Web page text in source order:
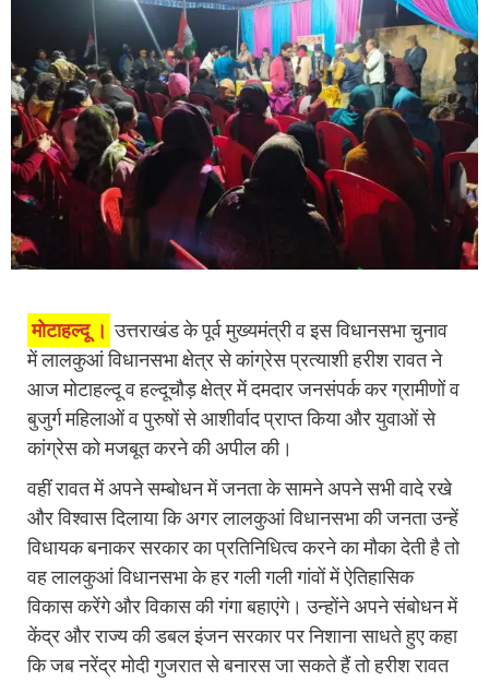
मोटाहल्दू । उत्तराखंड के पूर्व मुख्यमंत्री व इस विधानसभा चुनाव
में लालकुआं विधानसभा क्षेत्र से कांग्रेस प्रत्याशी हरीश रावत ने
आज मोटाहल्दू व हल्दूचौड़ क्षेत्र में दमदार जनसंपर्क कर ग्रामीणों व
बुजुर्ग महिलाओं व पुरुषों से आशीर्वाद प्राप्त किया और युवाओं से
कांग्रेस को मजबूत करने की अपील की।
वहीं रावत में अपने सम्बोधन में जनता के सामने अपने सभी वादे रखे
और विश्वास दिलाया कि अगर लालकुआं विधानसभा की जनता उन्हें
विधायक बनाकर सरकार का प्रतिनिधित्व करने का मौका देती है तो
वह लालकुआं विधानसभा के हर गली गली गांवों में ऐतिहासिक
विकास करेंगे और विकास की गंगा बहाएंगे। उन्होंने अपने संबोधन में
केंद्र और राज्य की डबल इंजन सरकार पर निशाना साधते हुए कहा
कि जब नरेंद्र मोदी गुजरात से बनारस जा सकते हैं तो हरीश रावत